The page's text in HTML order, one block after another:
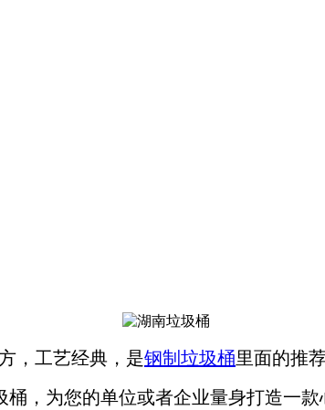
，工艺经典，是钢制垃圾桶里面的推
，为您的单位或者企业量身打造一款